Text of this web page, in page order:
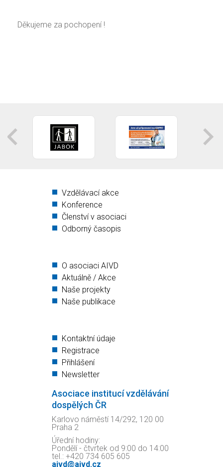
Děkujeme za pochopení !
Vzdělávací akce
Konference
Členství v asociaci
Odborný časopis
O asociaci AIVD
Aktuálně / Akce
Naše projekty
Naše publikace
Kontaktní údaje
Registrace
Přihlášení
Newsletter
Asociace institucí vzdělávání
dospělých ČR
Karlovo náměstí 14/292, 120 00
Praha 2
Úřední hodiny:
Pondělí - čtvrtek od 9:00 do 14:00
tel.: +420 734 605 605
aivd@aivd.cz